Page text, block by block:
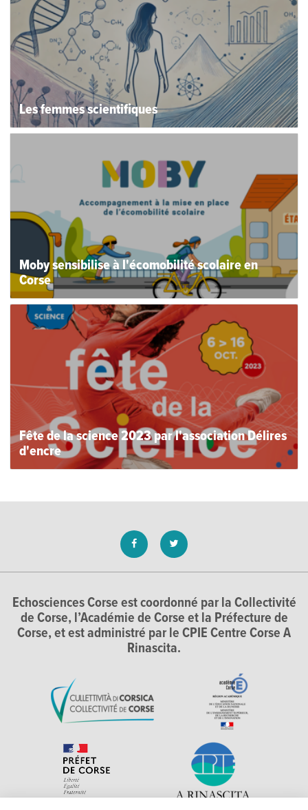
Les femmes scientifiques
Moby sensibilise à l'écomobilité scolaire en
Corse
Fête de la science 2023 par l'association Délires
d'encre
Echosciences Corse est coordonné par la Collectivité
de Corse, l’Académie de Corse et la Préfecture de
Corse, et est administré par le CPIE Centre Corse A
Rinascita.